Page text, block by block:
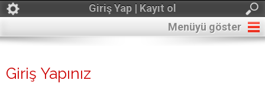
Giriş Yap | Kayıt ol
Menüyü göster
Giriş Yapınız